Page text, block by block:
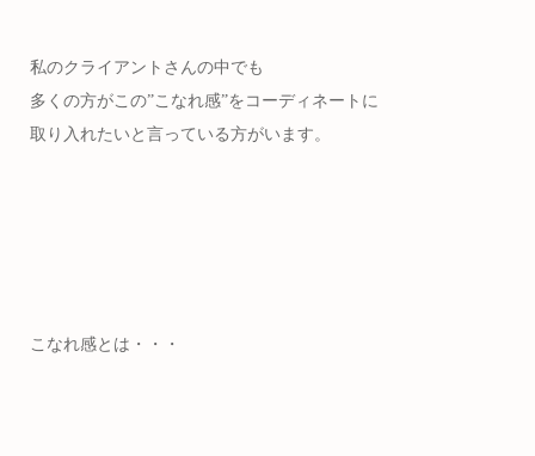
私のクライアントさんの中でも
多くの方がこの”こなれ感”をコーディネートに
取り入れたいと言っている方がいます。
こなれ感とは・・・